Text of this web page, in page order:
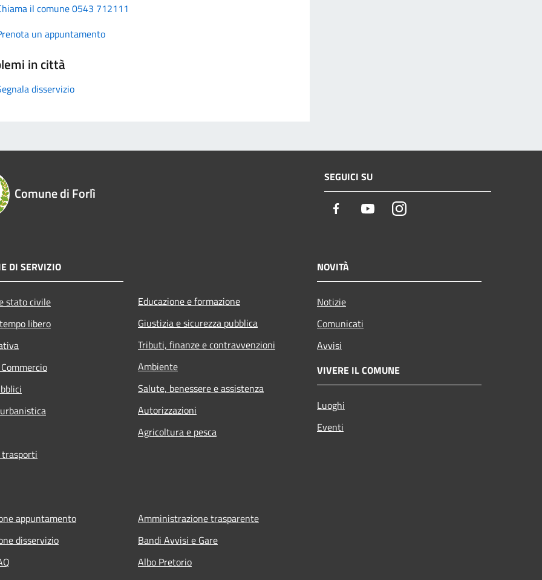
il comune 0543 712111
un appuntamento
in città
disservizio
Comune di Forlì
SEGUICI SU
Facebook YoutubeInstagram
DI SERVIZIO
stato civile
libero
Educazione e formazione
Giustizia e sicurezza pubblica
Tributi, finanze e contravvenzioni
Ambiente
Salute, benessere e assistenza
Autorizzazioni
Agricoltura e pesca
NOVITÀ
Notizie
Comunicati
Avvisi
VIVERE IL COMUNE
Luoghi
Eventi
appuntamento
disservizio
Amministrazione trasparente
Bandi Avvisi e Gare
Albo Pretorio